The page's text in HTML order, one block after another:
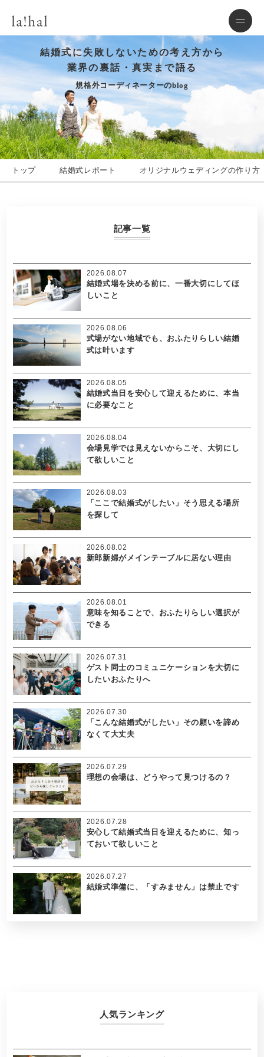
結婚式に失敗しないための考え方から
業界の裏話・真実まで語る
規格外コーディネーターのblog
トップ 結婚式レポート オリジナルウェディングの作り方
記事一覧
結婚式場を決める前に、一番大切にしてほ
しいこと
2026.08.07
式場がない地域でも、おふたりらしい結婚
式は叶います
2026.08.06
結婚式当日を安心して迎えるために、本当
に必要なこと
2026.08.05
会場見学では見えないからこそ、大切にし
て欲しいこと
2026.08.04
「ここで結婚式がしたい」そう思える場所
を探して
2026.08.03
新郎新婦がメインテーブルに居ない理由
2026.08.02
意味を知ることで、おふたりらしい選択が
できる
2026.08.01
ゲスト同士のコミュニケーションを大切に
したいおふたりへ
2026.07.31
「こんな結婚式がしたい」その願いを諦め
なくて大丈夫
2026.07.30
理想の会場は、どうやって見つけるの？
2026.07.29
安心して結婚式当日を迎えるために、知っ
ておいて欲しいこと
2026.07.28
結婚式準備に、「すみません」は禁止です
2026.07.27
人気ランキング